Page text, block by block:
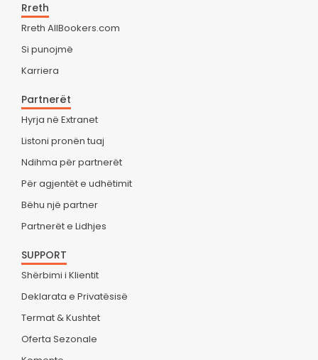
Rreth
Rreth AllBookers.com
Si punojmë
Karriera
Partnerët
Hyrja në Extranet
Listoni pronën tuaj
Ndihma për partnerët
Për agjentët e udhëtimit
Bëhu një partner
Partnerët e Lidhjes
SUPPORT
Shërbimi i Klientit
Deklarata e Privatësisë
Termat & Kushtet
Oferta Sezonale